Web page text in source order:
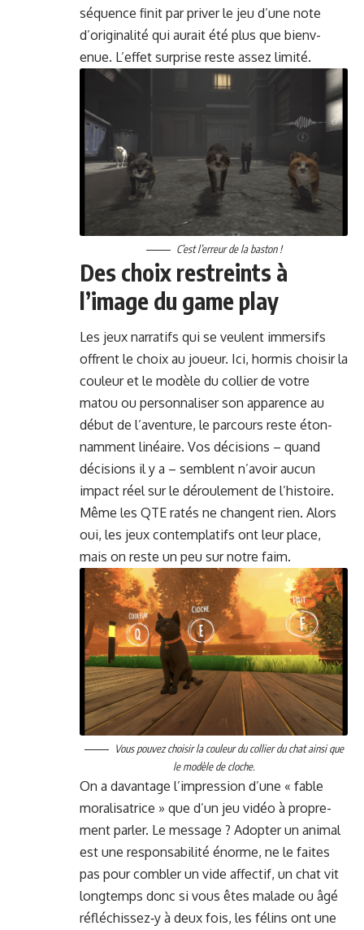
séquence finit par priv­er le jeu d’une note
d’originalité qui aurait été plus que bien­v­
enue. L’effet sur­prise reste assez limité.
C’est l’er­reur de la baston !
Des choix restreints à
l’image du game play
Les jeux nar­rat­ifs qui se veu­lent immer­sifs
offrent le choix au joueur. Ici, hormis choisir la
couleur et le mod­èle du col­lier de votre
matou ou per­son­nalis­er son apparence au
début de l’aven­ture, le par­cours reste éton­
nam­ment linéaire. Vos déci­sions – quand
déci­sions il y a – sem­blent n’avoir aucun
impact réel sur le déroule­ment de l’his­toire.
Même les QTE ratés ne changent rien. Alors
oui, les jeux con­tem­plat­ifs ont leur place,
mais on reste un peu sur notre faim.
Vous pou­vez choisir la couleur du col­lier du chat ain­si que
le mod­èle de cloche.
On a davan­tage l’im­pres­sion d’une « fable
moral­isatrice » que d’un jeu vidéo à pro­pre­
ment par­ler. Le mes­sage ? Adopter un ani­mal
est une respon­s­abil­ité énorme, ne le faites
pas pour combler un vide affec­tif, un chat vit
longtemps donc si vous êtes malade ou âgé
réfléchissez‑y à deux fois, les félins ont une